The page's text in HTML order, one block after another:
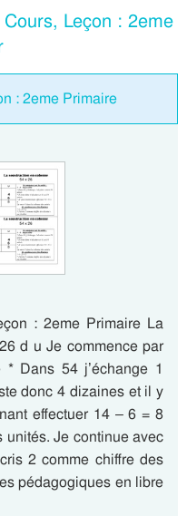
Leçon : 2eme
: 2eme Primaire
: 2eme Primaire La
d u Je commence par
Dans 54 j’échange 1
donc 4 dizaines et il y
effectuer 14 – 6 = 8
Je continue avec
2 comme chiffre des
pédagogiques en libre